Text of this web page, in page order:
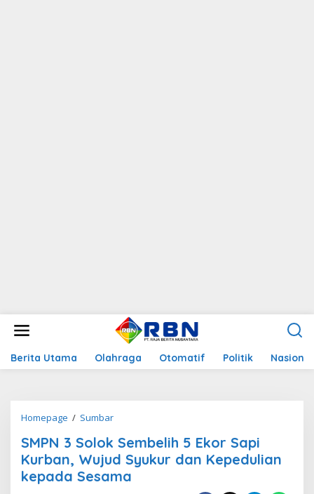
t
Berita Utama Olahraga Otomatif Politik Nasional
Homepage / Sumbar
P
N
3
S
SMPN 3 Solok Sembelih 5 Ekor Sapi
Kurban, Wujud Syukur dan Kepedulian
kepada Sesama